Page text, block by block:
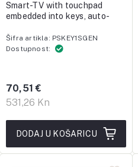
Smart-TV with touchpad
embedded into keys, auto-
and touchpad, connect to 5
devices via Bluetooth, USB
Šifra artikla: PSKEY1SGEN
Dostupnost:
531,26 Kn
70,51 €
DODAJ U KOŠARICU